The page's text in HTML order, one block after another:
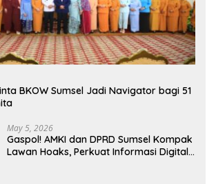
BKOW Sumsel Jadi Navigator bagi 51
May 5, 2026
Gaspol! AMKI dan DPRD Sumsel Kompak
Lawan Hoaks, Perkuat Informasi Digital